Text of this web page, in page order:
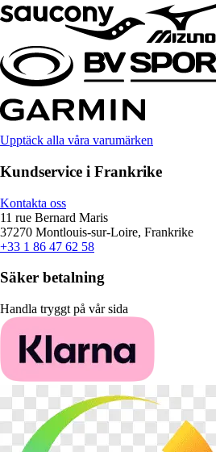
Upptäck alla våra varumärken
Kundservice i Frankrike
Kontakta oss
11 rue Bernard Maris
37270 Montlouis-sur-Loire, Frankrike
+33 1 86 47 62 58
Säker betalning
Handla tryggt på vår sida